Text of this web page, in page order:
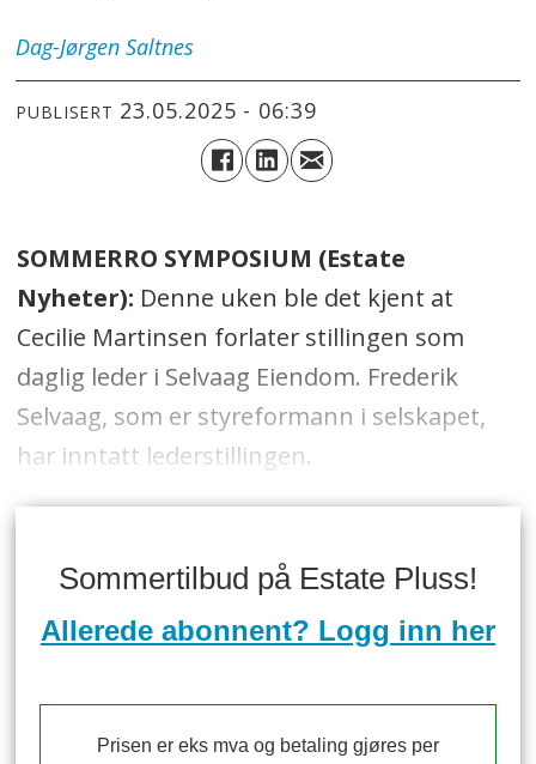
Dag-Jørgen Saltnes
PUBLISERT 23.05.2025 - 06:39
SOMMERRO SYMPOSIUM (Estate
Nyheter): Denne uken ble det kjent at
Cecilie Martinsen forlater stillingen som
daglig leder i Selvaag Eiendom. Frederik
Selvaag, som er styreformann i selskapet,
har inntatt lederstillingen.
Sommertilbud på Estate Pluss!
Allerede abonnent? Logg inn her
Prisen er eks mva og betaling gjøres per